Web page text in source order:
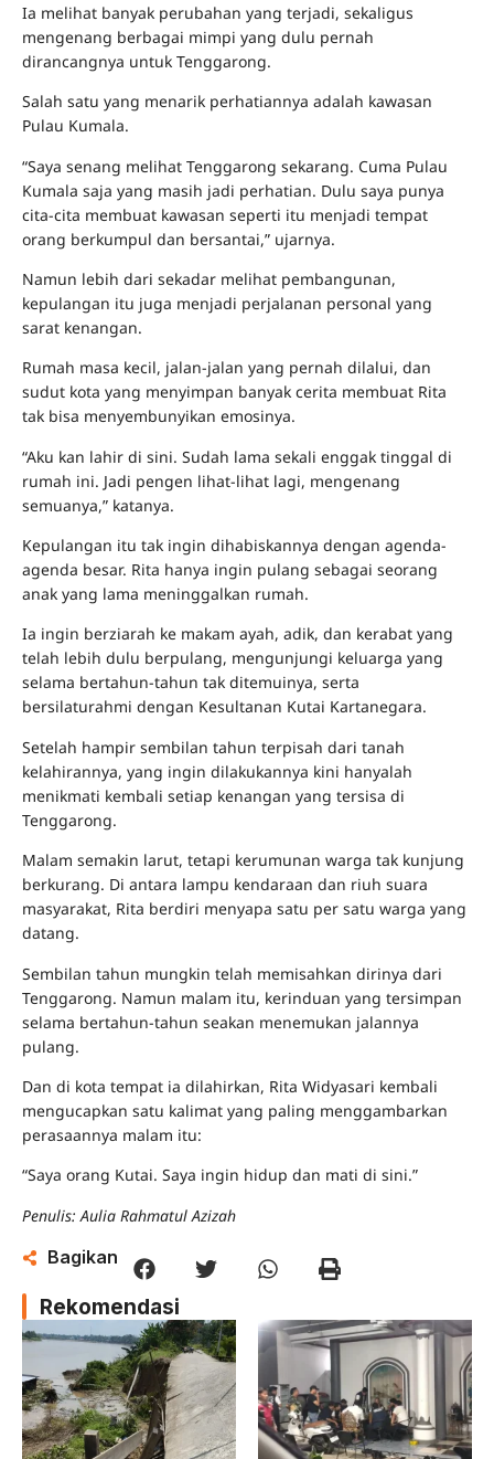
Ia melihat banyak perubahan yang terjadi, sekaligus
mengenang berbagai mimpi yang dulu pernah
dirancangnya untuk Tenggarong.
Salah satu yang menarik perhatiannya adalah kawasan
Pulau Kumala.
“Saya senang melihat Tenggarong sekarang. Cuma Pulau
Kumala saja yang masih jadi perhatian. Dulu saya punya
cita-cita membuat kawasan seperti itu menjadi tempat
orang berkumpul dan bersantai,” ujarnya.
Namun lebih dari sekadar melihat pembangunan,
kepulangan itu juga menjadi perjalanan personal yang
sarat kenangan.
Rumah masa kecil, jalan-jalan yang pernah dilalui, dan
sudut kota yang menyimpan banyak cerita membuat Rita
tak bisa menyembunyikan emosinya.
“Aku kan lahir di sini. Sudah lama sekali enggak tinggal di
rumah ini. Jadi pengen lihat-lihat lagi, mengenang
semuanya,” katanya.
Kepulangan itu tak ingin dihabiskannya dengan agenda-
agenda besar. Rita hanya ingin pulang sebagai seorang
anak yang lama meninggalkan rumah.
Ia ingin berziarah ke makam ayah, adik, dan kerabat yang
telah lebih dulu berpulang, mengunjungi keluarga yang
selama bertahun-tahun tak ditemuinya, serta
bersilaturahmi dengan Kesultanan Kutai Kartanegara.
Setelah hampir sembilan tahun terpisah dari tanah
kelahirannya, yang ingin dilakukannya kini hanyalah
menikmati kembali setiap kenangan yang tersisa di
Tenggarong.
Malam semakin larut, tetapi kerumunan warga tak kunjung
berkurang. Di antara lampu kendaraan dan riuh suara
masyarakat, Rita berdiri menyapa satu per satu warga yang
datang.
Sembilan tahun mungkin telah memisahkan dirinya dari
Tenggarong. Namun malam itu, kerinduan yang tersimpan
selama bertahun-tahun seakan menemukan jalannya
pulang.
Dan di kota tempat ia dilahirkan, Rita Widyasari kembali
mengucapkan satu kalimat yang paling menggambarkan
perasaannya malam itu:
“Saya orang Kutai. Saya ingin hidup dan mati di sini.”
Penulis: Aulia Rahmatul Azizah
Bagikan
Rekomendasi